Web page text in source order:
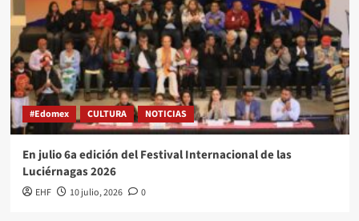
#Edomex CULTURA NOTICIAS
En julio 6a edición del Festival Internacional de las
Luciérnagas 2026
EHF 10 julio, 2026 0